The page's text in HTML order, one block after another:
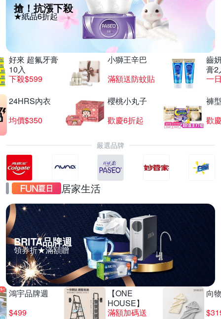
搶！抗漲下殺
★紙品6折起
好來 超氟牙膏
10入
下殺$599
小獅王辛巴
滿額送防蚊貼
齒
膏2
一
24HRS內衣
均價$350
櫻桃小丸子
歡慶6折起
褲
歡
嚴選品牌
居家生活
BRITA品牌週
領券折★滿額贈
鴻宇品牌週
$499
【ONE
HOUSE】
滿額加碼送
向